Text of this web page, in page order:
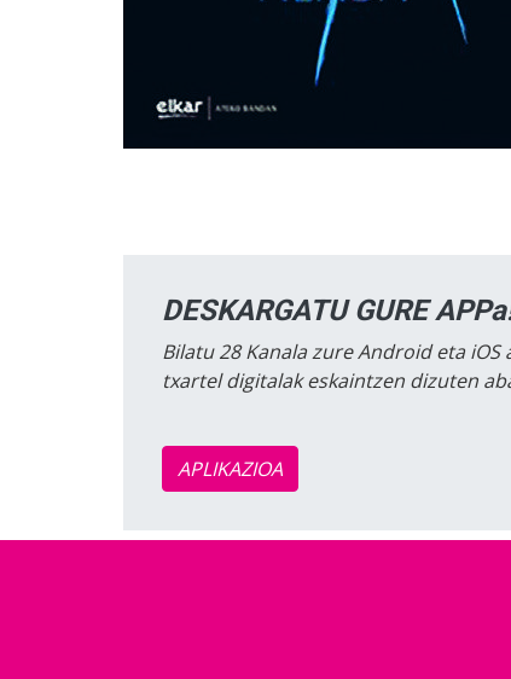
DESKARGATU GURE
Bilatu 28 Kanala zure Android eta
txartel digitalak eskaintzen dizuten
APLIKAZIOA